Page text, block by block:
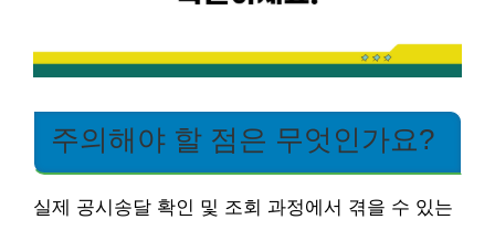
주의해야 할 점은 무엇인가요?
실제 공시송달 확인 및 조회 과정에서 겪을 수 있는